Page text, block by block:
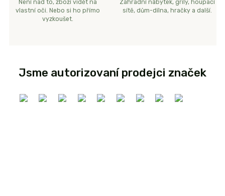
Není nad to, zboží vidět na
vlastní oči. Nebo si ho přímo
vyzkoušet.
Zahradní nábytek, grily, houpací
sítě, dům-dílna, hračky a další.
Jsme autorizovaní prodejci značek